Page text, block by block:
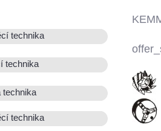
technika
technika
technika
technika